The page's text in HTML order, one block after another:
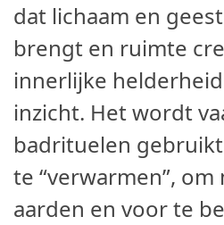
dat lichaam en
brengt en ruimte
innerlijke
inzicht. Het wordt
badrituelen
te “verwarmen”,
aarden en voor te